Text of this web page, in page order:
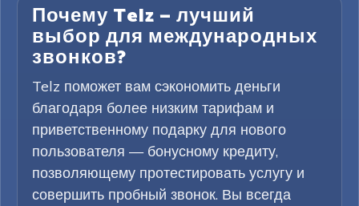
Почему Telz — лучший
выбор для международных
звонков?
Telz поможет вам сэкономить деньги
благодаря более низким тарифам и
приветственному подарку для нового
пользователя — бонусному кредиту,
позволяющему протестировать услугу и
совершить пробный звонок. Вы всегда